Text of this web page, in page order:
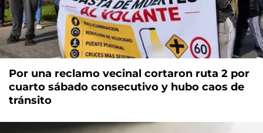
Por una reclamo vecinal cortaron ruta 2 por
cuarto sábado consecutivo y hubo caos de
tránsito